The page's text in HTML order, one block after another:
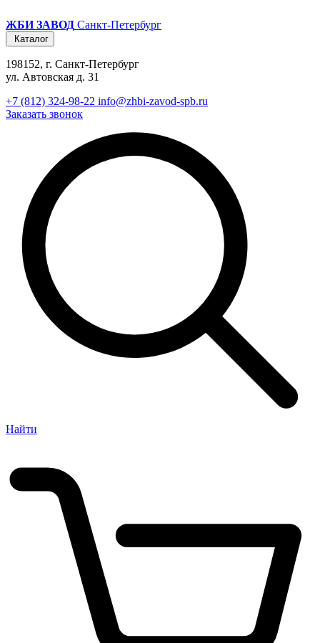
ЖБИ ЗАВОД Санкт-Петербург
Каталог
198152, г. Санкт-Петербург
ул. Автовская д. 31
+7 (812) 324-98-22 info@zhbi-zavod-spb.ru
Заказать звонок
Найти